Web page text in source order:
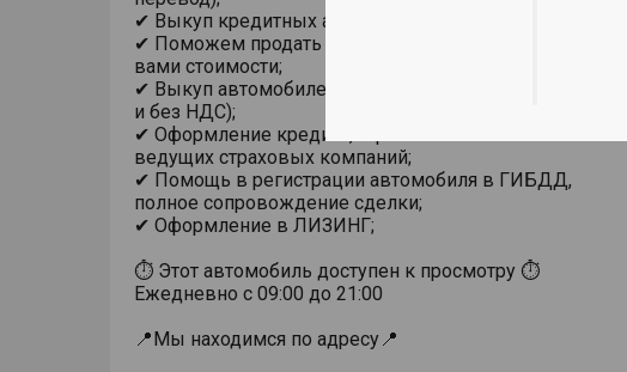
✔ Выкуп кредитных автомобилей;
✔ Поможем продать автомобиль по установленной
вами стоимости;
✔ Выкуп автомобилей у юридических лиц (в том числе
и без НДС);
✔ Оформление кредита, страховки ОСАГО и КАСКО от
ведущих страховых компаний;
✔ Помощь в регистрации автомобиля в ГИБДД,
полное сопровождение сделки;
✔ Оформление в ЛИЗИНГ;
⏱ Этот автомобиль доступен к просмотру ⏱
Ежедневно с 09:00 до 21:00
📍Мы находимся по адресу📍